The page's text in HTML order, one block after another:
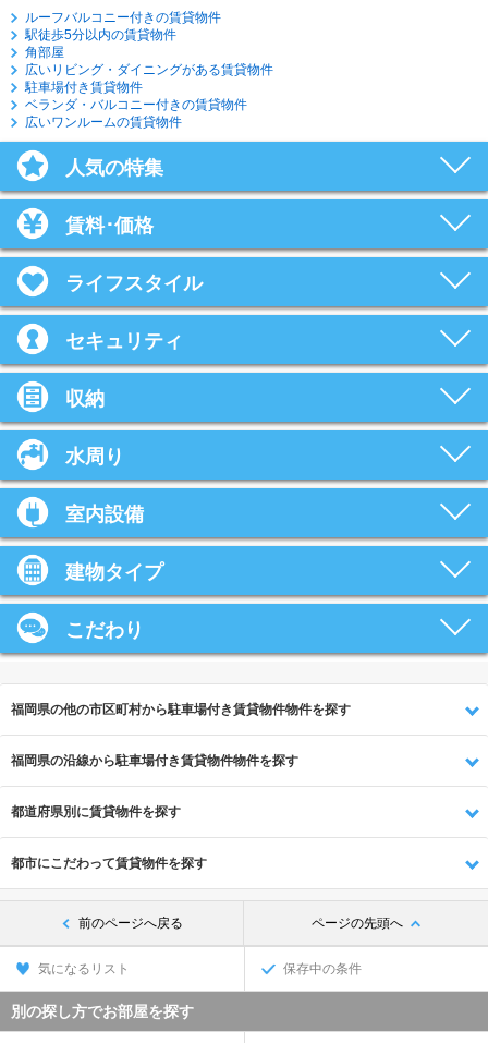
ルーフバルコニー付きの賃貸物件
駅徒歩5分以内の賃貸物件
角部屋
広いリビング・ダイニングがある賃貸物件
駐車場付き賃貸物件
ベランダ・バルコニー付きの賃貸物件
広いワンルームの賃貸物件
人気の特集
賃料･価格
ライフスタイル
セキュリティ
収納
水周り
室内設備
建物タイプ
こだわり
福岡県の他の市区町村から駐車場付き賃貸物件物件を探す
福岡県の沿線から駐車場付き賃貸物件物件を探す
都道府県別に賃貸物件を探す
都市にこだわって賃貸物件を探す
前のページへ戻る ページの先頭へ
気になるリスト 保存中の条件
別の探し方でお部屋を探す